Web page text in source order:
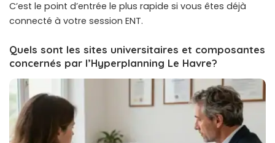
C’est le point d’entrée le plus rapide si vous êtes déjà
connecté à votre session ENT.
Quels sont les sites universitaires et composantes
concernés par l’Hyperplanning Le Havre?